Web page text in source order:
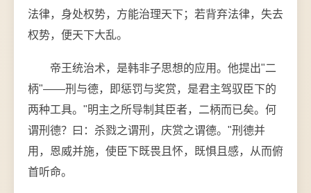
法律，身处权势，方能治理天下；若背弃法律，失去
权势，便天下大乱。
帝王统治术，是韩非子思想的应用。他提出"二
柄"——刑与德，即惩罚与奖赏，是君主驾驭臣下的
两种工具。"明主之所导制其臣者，二柄而已矣。何
谓刑德？曰：杀戮之谓刑，庆赏之谓德。"刑德并
用，恩威并施，使臣下既畏且怀，既惧且感，从而俯
首听命。